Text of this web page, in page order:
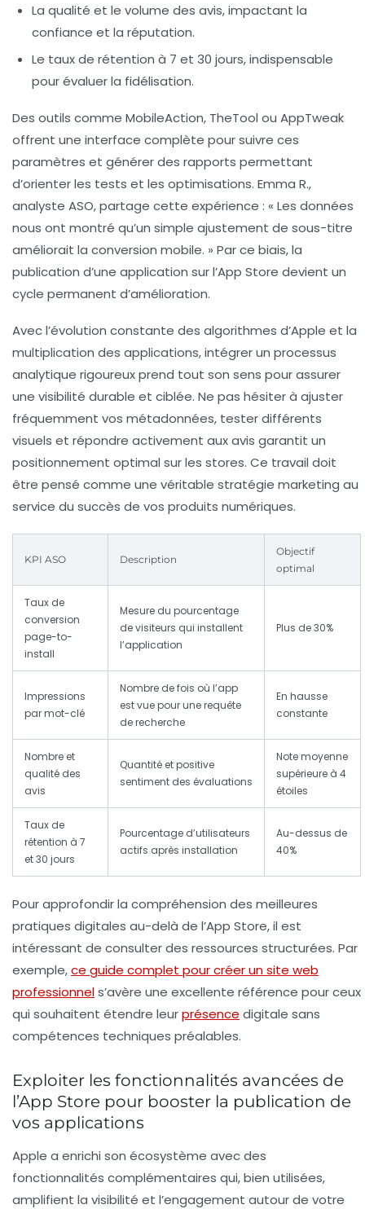
La qualité et le volume des avis, impactant la
confiance et la réputation.
Le taux de rétention à 7 et 30 jours, indispensable
pour évaluer la fidélisation.
Des outils comme MobileAction, TheTool ou AppTweak
offrent une interface complète pour suivre ces
paramètres et générer des rapports permettant
d’orienter les tests et les optimisations. Emma R.,
analyste ASO, partage cette expérience : « Les données
nous ont montré qu’un simple ajustement de sous-titre
améliorait la conversion mobile. » Par ce biais, la
publication d’une application sur l’App Store devient un
cycle permanent d’amélioration.
Avec l’évolution constante des algorithmes d’Apple et la
multiplication des applications, intégrer un processus
analytique rigoureux prend tout son sens pour assurer
une visibilité durable et ciblée. Ne pas hésiter à ajuster
fréquemment vos métadonnées, tester différents
visuels et répondre activement aux avis garantit un
positionnement optimal sur les stores. Ce travail doit
être pensé comme une véritable stratégie marketing au
service du succès de vos produits numériques.
KPI ASO Description
Objectif
optimal
Taux de
conversion
page-to-
install
Mesure du pourcentage
de visiteurs qui installent
l’application
Plus de 30%
Impressions
par mot-clé
Nombre de fois où l’app
est vue pour une requête
de recherche
En hausse
constante
Nombre et
qualité des
avis
Quantité et positive
sentiment des évaluations
Note moyenne
supérieure à 4
étoiles
Taux de
rétention à 7
et 30 jours
Pourcentage d’utilisateurs
actifs après installation
Au-dessus de
40%
Pour approfondir la compréhension des meilleures
pratiques digitales au-delà de l’App Store, il est
intéressant de consulter des ressources structurées. Par
exemple,ce guide complet pour créer un site web
professionnels’avère une excellente référence pour ceux
qui souhaitent étendre leurprésence digitale sans
compétences techniques préalables.
Exploiter les fonctionnalités avancées de
l’App Store pour booster la publication de
vos applications
Apple a enrichi son écosystème avec des
fonctionnalités complémentaires qui, bien utilisées,
amplifient la visibilité et l’engagement autour de votre